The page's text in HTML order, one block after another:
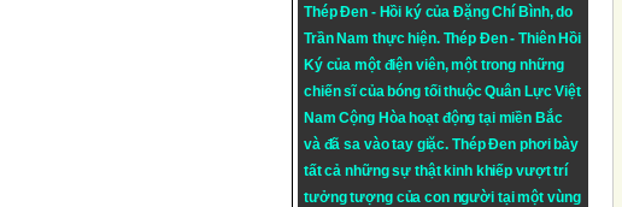
Thép Đen - Hồi ký của Đặng Chí Bình, do
Trần Nam thực hiện. Thép Đen- Thiên Hồi
Ký của một điện viên, một trong những
chiến sĩ của bóng tối thuộc Quân Lực Việt
Nam Cộng Hòa hoạt động tại miền Bắc
và đã sa vào tay giặc. Thép Đen phơi bày
tất cả những sự thật kinh khiếp vượt trí
tưởng tượng của con người tại một vùng